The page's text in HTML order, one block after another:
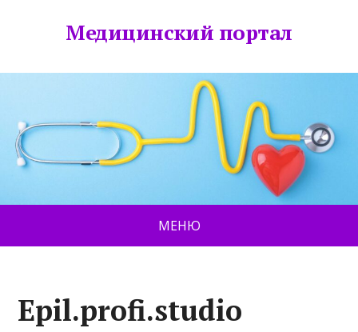
Медицинский портал
МЕНЮ
Epil.profi.studio